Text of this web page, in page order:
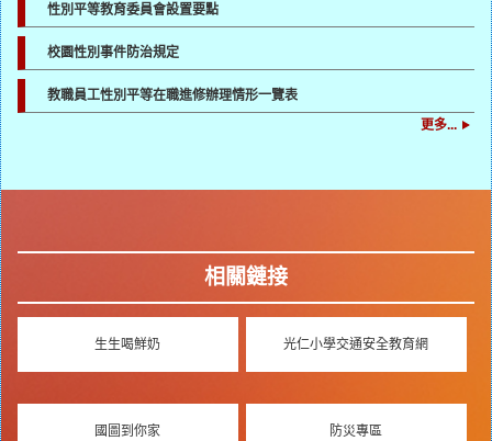
性別平等教育委員會設置要點
校園性別事件防治規定
教職員工性別平等在職進修辦理情形一覽表
更多...
相關鏈接
生生喝鮮奶 光仁小學交通安全教育網
國圖到你家 防災專區